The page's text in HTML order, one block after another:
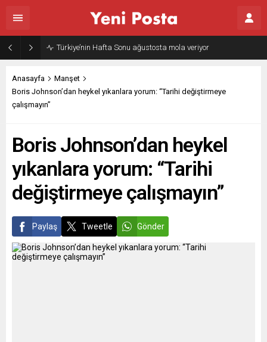
Türkiye’nin Hafta Sonu ağustosta mola veriyor
Anasayfa
Manşet
Boris Johnson’dan heykel yıkanlara yorum: “Tarihi değiştirmeye
çalışmayın”
Boris Johnson’dan heykel
yıkanlara yorum: “Tarihi
değiştirmeye çalışmayın”
Paylaş Tweetle Gönder